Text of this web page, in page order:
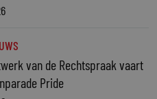
van de Rechtspraak vaart
Pride